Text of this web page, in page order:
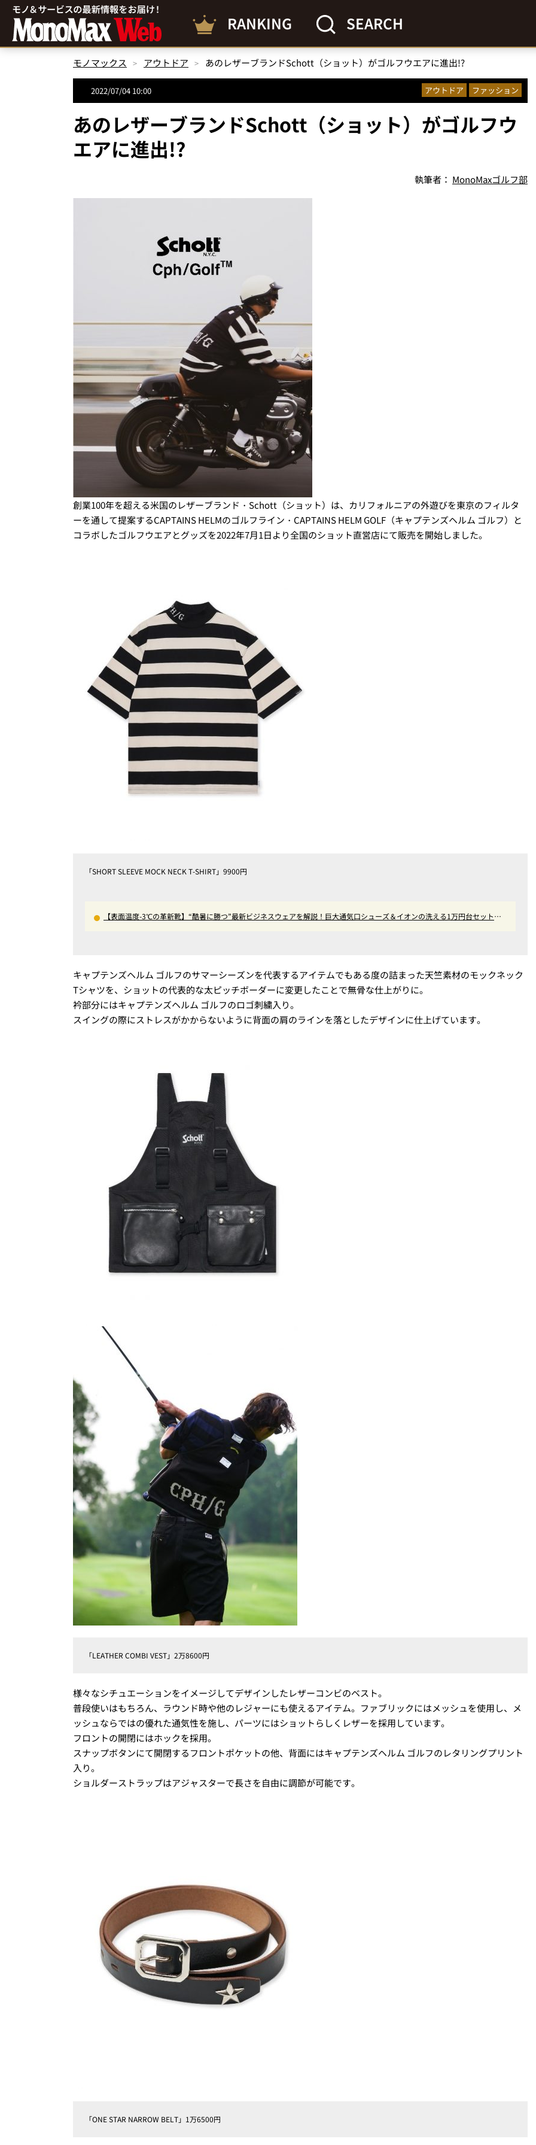
RANKING SEARCH
モノマックス アウトドア あのレザーブランドSchott（ショット）がゴルフウエアに進出!?
2022/07/04 10:00 アウトドア ファッション
あのレザーブランドSchott（ショット）がゴルフウ
エアに進出!?
執筆者： MonoMaxゴルフ部
創業100年を超える米国のレザーブランド・Schott（ショット）は、カリフォルニアの外遊びを東京のフィルタ
ーを通して提案するCAPTAINS HELMのゴルフライン・CAPTAINS HELM GOLF（キャプテンズヘルム ゴルフ）と
コラボしたゴルフウエアとグッズを2022年7月1日より全国のショット直営店にて販売を開始しました。
「SHORT SLEEVE MOCK NECK T-SHIRT」9900円
【表面温度-3℃の革新靴】“酷暑に勝つ”最新ビジネスウェアを解説！巨大通気口シューズ＆イオンの洗える1万円台セットア
キャプテンズヘルム ゴルフのサマーシーズンを代表するアイテムでもある度の詰まった天竺素材のモックネック
Tシャツを、ショットの代表的な太ピッチボーダーに変更したことで無骨な仕上がりに。
衿部分にはキャプテンズヘルム ゴルフのロゴ刺繍入り。
スイングの際にストレスがかからないように背面の肩のラインを落としたデザインに仕上げています。
「LEATHER COMBI VEST」2万8600円
様々なシチュエーションをイメージしてデザインしたレザーコンビのベスト。
普段使いはもちろん、ラウンド時や他のレジャーにも使えるアイテム。ファブリックにはメッシュを使用し、メ
ッシュならではの優れた通気性を施し、パーツにはショットらしくレザーを採用しています。
フロントの開閉にはホックを採用。
スナップボタンにて開閉するフロントポケットの他、背面にはキャプテンズヘルム ゴルフのレタリングプリント
入り。
ショルダーストラップはアジャスターで長さを自由に調節が可能です。
「ONE STAR NARROW BELT」1万6500円